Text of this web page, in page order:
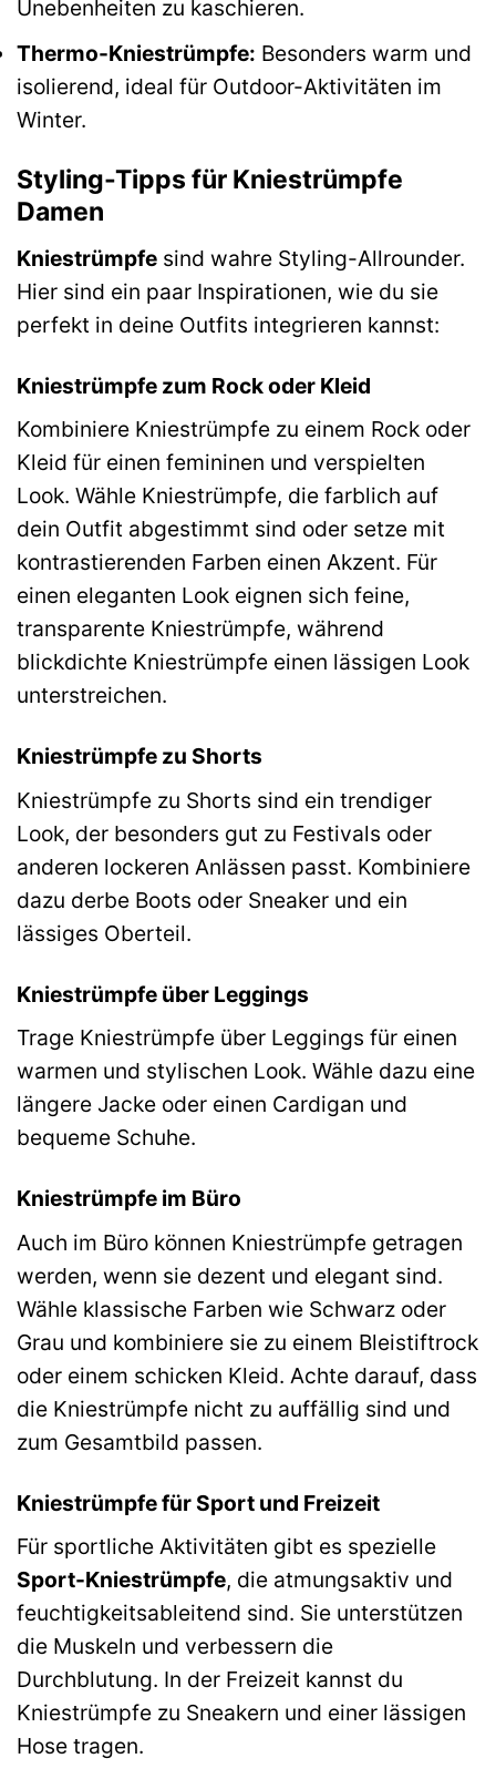
Unebenheiten zu kaschieren.
Thermo-Kniestrümpfe: Besonders warm und
isolierend, ideal für Outdoor-Aktivitäten im
Winter.
Styling-Tipps für Kniestrümpfe
Damen
Kniestrümpfe sind wahre Styling-Allrounder.
Hier sind ein paar Inspirationen, wie du sie
perfekt in deine Outfits integrieren kannst:
Kniestrümpfe zum Rock oder Kleid
Kombiniere Kniestrümpfe zu einem Rock oder
Kleid für einen femininen und verspielten
Look. Wähle Kniestrümpfe, die farblich auf
dein Outfit abgestimmt sind oder setze mit
kontrastierenden Farben einen Akzent. Für
einen eleganten Look eignen sich feine,
transparente Kniestrümpfe, während
blickdichte Kniestrümpfe einen lässigen Look
unterstreichen.
Kniestrümpfe zu Shorts
Kniestrümpfe zu Shorts sind ein trendiger
Look, der besonders gut zu Festivals oder
anderen lockeren Anlässen passt. Kombiniere
dazu derbe Boots oder Sneaker und ein
lässiges Oberteil.
Kniestrümpfe über Leggings
Trage Kniestrümpfe über Leggings für einen
warmen und stylischen Look. Wähle dazu eine
längere Jacke oder einen Cardigan und
bequeme Schuhe.
Kniestrümpfe im Büro
Auch im Büro können Kniestrümpfe getragen
werden, wenn sie dezent und elegant sind.
Wähle klassische Farben wie Schwarz oder
Grau und kombiniere sie zu einem Bleistiftrock
oder einem schicken Kleid. Achte darauf, dass
die Kniestrümpfe nicht zu auffällig sind und
zum Gesamtbild passen.
Kniestrümpfe für Sport und Freizeit
Für sportliche Aktivitäten gibt es spezielle
Sport-Kniestrümpfe, die atmungsaktiv und
feuchtigkeitsableitend sind. Sie unterstützen
die Muskeln und verbessern die
Durchblutung. In der Freizeit kannst du
Kniestrümpfe zu Sneakern und einer lässigen
Hose tragen.